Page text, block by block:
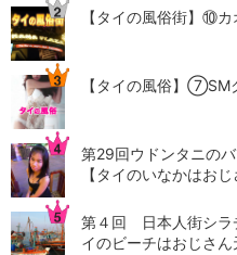
【タイの風俗街】​⑩
【タイの風俗】​⑦SM
第29回ウドンタニの
【タイのいなかはおじ
第４回 日本人街シラ
イのビーチはおじさん